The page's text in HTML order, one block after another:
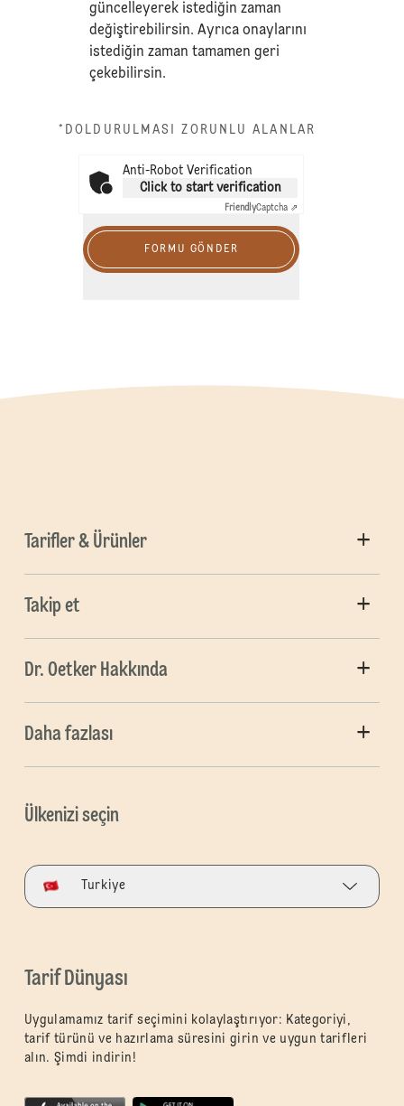
güncelleyerek istediğin zaman
değiştirebilirsin. Ayrıca onaylarını
istediğin zaman tamamen geri
çekebilirsin.
*DOLDURULMASI ZORUNLU ALANLAR
Anti-Robot Verification
Click to start verification
FriendlyCaptcha ⇗
FORMU GÖNDER
Tarifler & Ürünler
Takip et
Dr. Oetker Hakkında
Daha fazlası
Ülkenizi seçin
Turkiye
Tarif Dünyası
Uygulamamız tarif seçimini kolaylaştırıyor: Kategoriyi,
tarif türünü ve hazırlama süresini girin ve uygun tarifleri
alın. Şimdi indirin!